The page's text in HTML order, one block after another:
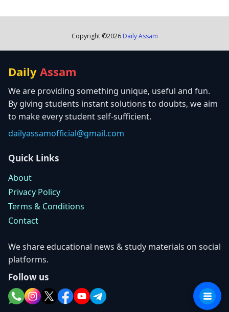
Copyright ©2026 Daily Assam
Daily Assam
We are providing something unique, useful and fun.
By giving students instant solutions to doubts, we aim
to make every student self-sufficient.
dailyassamofficial@gmail.com
Quick Links
About
Privacy Policy
Terms & Conditions
Contact
We share educational news & study materials on social
platforms.
Follow us